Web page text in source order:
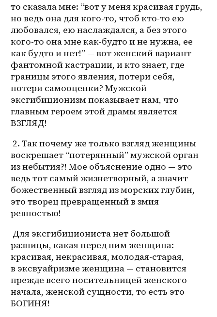
то сказала мне: “вот у меня красивая грудь,
но ведь она для кого-то, чтоб кто-то ею
любовался, ею наслаждался, а без этого
кого-то она мне как-будто и не нужна, ее
как будто и нет!” — вот женский вариант
фантомной кастрации, и кто знает, где
границы этого явления, потери себя,
потери самооценки? Мужской
эксгибиционизм показывает нам, что
главным героем этой драмы является
ВЗГЛЯД!
воскрешает “потерянный” мужской орган
из небытия?! Мое объяснение одно — это
ведь тот самый жизнетворный, а значит
божественный взгляд из морских глубин,
это творец превращенный в змия
ревностью!
разницы, какая перед ним женщина:
красивая, некрасивая, молодая-старая,
в эксвуайризме женщина — становится
прежде всего носительницей женского
начала, женской сущности, то есть это
БОГИНЯ!